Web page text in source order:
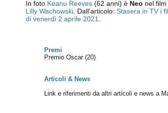
In foto Keanu Reeves(62 anni) è Neo nel film
Lilly Wachowski. Dall'articolo: Stasera in TV i
di venerdì 2 aprile 2021
Premi
Premio Oscar(20)
Articoli & News
Link e riferimenti da altri articoli e news a